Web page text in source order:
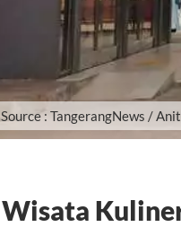
Source : TangerangNews /
Wisata